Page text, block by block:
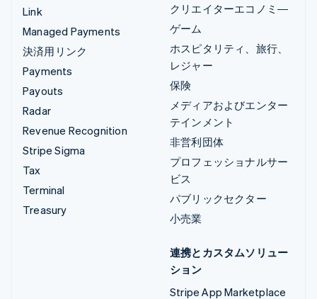
Link
Managed Payments
決済用リンク
Payments
Payouts
Radar
Revenue Recognition
Stripe Sigma
Tax
Terminal
Treasury
クリエイターエコノミ―
ゲーム
ホスピタリティ、旅行、
レジャー
保険
メディアおよびエンター
テインメント
非営利団体
プロフェッショナルサー
ビス
パブリックセクター
小売業
連携とカスタムソリュー
ション
Stripe App Marketplace